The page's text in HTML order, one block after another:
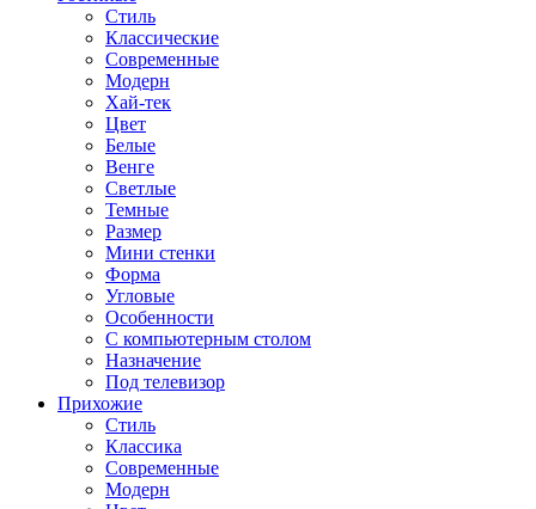
Стиль
Классические
Современные
Модерн
Хай-тек
Цвет
Белые
Венге
Светлые
Темные
Размер
Мини стенки
Форма
Угловые
Особенности
С компьютерным столом
Назначение
Под телевизор
Прихожие
Стиль
Классика
Современные
Модерн